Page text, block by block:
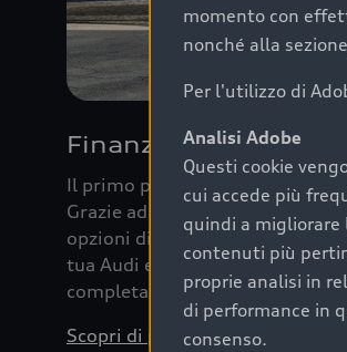
Finanziare la tua Audi
Il primo passo verso l’emozione
Grazie ad Audi Financial
opzioni di acquisto. Con Audi
tua Audi e, al termine del
completare l’acquisto,
Scopri di più
momento con
nonché alla sezione
Per l'utilizzo di
Analisi Adobe
Questi cookie
cui accede più
quindi a
contenuti più
proprie analisi in
di performance in
consenso.